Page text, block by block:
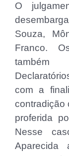
O
Souza,
Franco.
também
com a
contradição
proferida
Nesse
Aparecida